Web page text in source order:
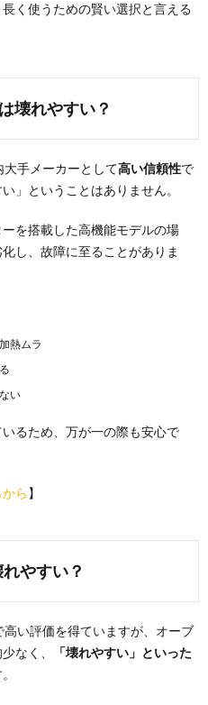
く使うための賢い選択と言える
壊れやすい？
手メーカーとして高い信頼性で
」ということはありません。
を搭載した高機能モデルの場
し、故障に至ることがありま
熱ムラ
い
るため、万が一の際も安心で
ら 】
やすい？
い評価を得ていますが、オーブ
なく、
「壊れやすい」といった